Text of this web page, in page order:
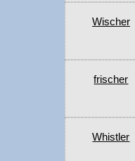
Wischer
frischer
Whistler